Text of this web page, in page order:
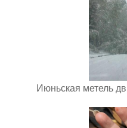
Июньская метель